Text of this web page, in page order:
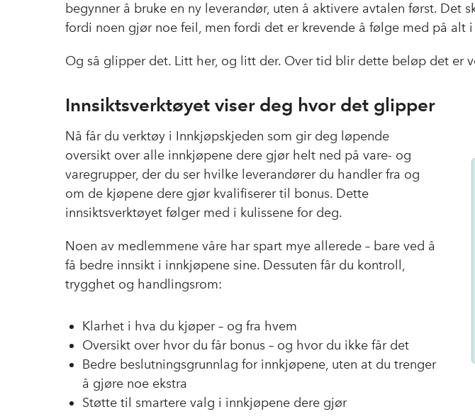
begynner å bruke en ny leverandør, uten å aktivere avtalen først. Det
fordi noen gjør noe feil, men fordi det er krevende å følge med på alt
Og så glipper det. Litt her, og litt der. Over tid blir dette beløp det er
Innsiktsverktøyet viser deg hvor det glipper
Nå får du verktøy i Innkjøpskjeden som gir deg løpende
oversikt over alle innkjøpene dere gjør helt ned på vare- og
varegrupper, der du ser hvilke leverandører du handler fra og
om de kjøpene dere gjør kvalifiserer til bonus. Dette
innsiktsverktøyet følger med i kulissene for deg.
Noen av medlemmene våre har spart mye allerede – bare ved å
få bedre innsikt i innkjøpene sine. Dessuten får du kontroll,
trygghet og handlingsrom:
Klarhet i hva du kjøper – og fra hvem
Oversikt over hvor du får bonus – og hvor du ikke får det
Bedre beslutningsgrunnlag for innkjøpene, uten at du trenger
å gjøre noe ekstra
Støtte til smartere valg i innkjøpene dere gjør